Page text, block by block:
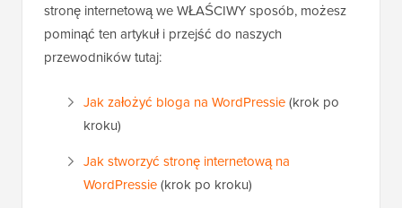
stronę internetową we WŁAŚCIWY sposób, możesz
pominąć ten artykuł i przejść do naszych
przewodników tutaj:
Jak założyć bloga na WordPressie(krok po
kroku)
Jak stworzyć stronę internetową na
WordPressie(krok po kroku)